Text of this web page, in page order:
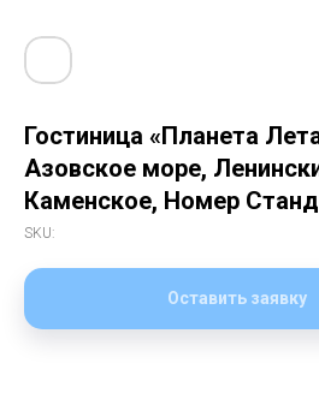
Гостиница «Планета
Азовское море,
Каменское, Номер
SKU:
Оставить заявку